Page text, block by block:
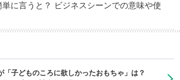
単に言うと？ ビジネスシーンでの意味や使
子どものころに欲しかったおもちゃ」は？